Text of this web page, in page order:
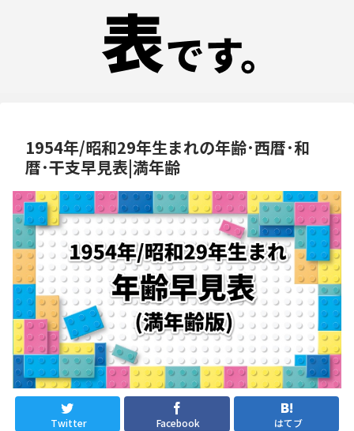
1954年/昭和29年生まれの年齢･西暦･和
暦･干支早見表|満年齢
Twitter Facebook はてブ